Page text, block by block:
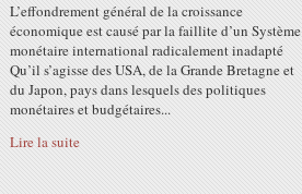
L’effondrement général de la croissance
économique est causé par la faillite d’un Système
monétaire international radicalement inadapté
Qu’il s’agisse des USA, de la Grande Bretagne et
du Japon, pays dans lesquels des politiques
monétaires et budgétaires...
Lire la suite